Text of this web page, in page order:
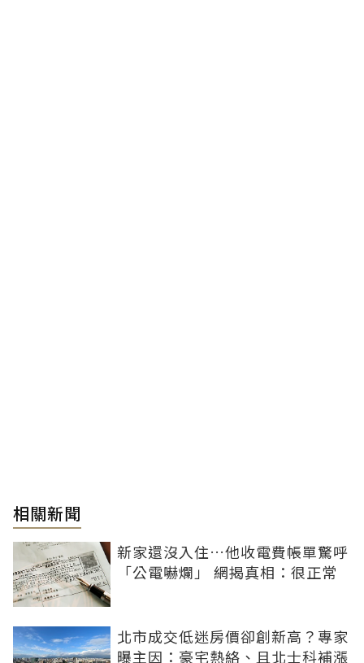
相關新聞
新家還沒入住…他收電費帳單驚呼
「公電嚇爛」 網揭真相：很正常
北市成交低迷房價卻創新高？專家
曝主因：豪宅熱絡、且北士科補漲